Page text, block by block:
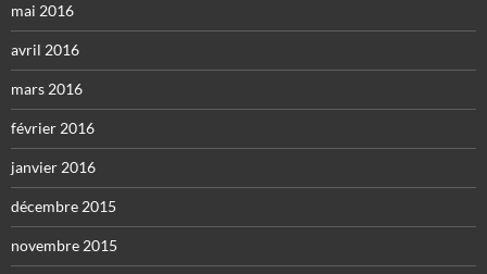
mai 2016
avril 2016
mars 2016
février 2016
janvier 2016
décembre 2015
novembre 2015